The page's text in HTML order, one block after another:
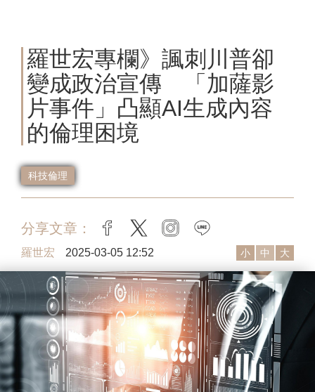
羅世宏專欄》諷刺川普卻
變成政治宣傳 「加薩影
片事件」凸顯AI生成內容
的倫理困境
科技倫理
分享文章： facebook
twitter instagram
羅世宏 2025-03-05 12:52 小 中 大